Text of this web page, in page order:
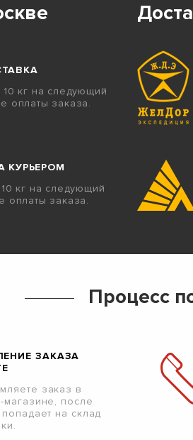
10 кг на следующий
оплаты заказа.
КУРЬЕРОМ
кг на следующий
оплаты заказа.
Процесс
ЗАКАЗА
заказ в
магазине, после
на склад